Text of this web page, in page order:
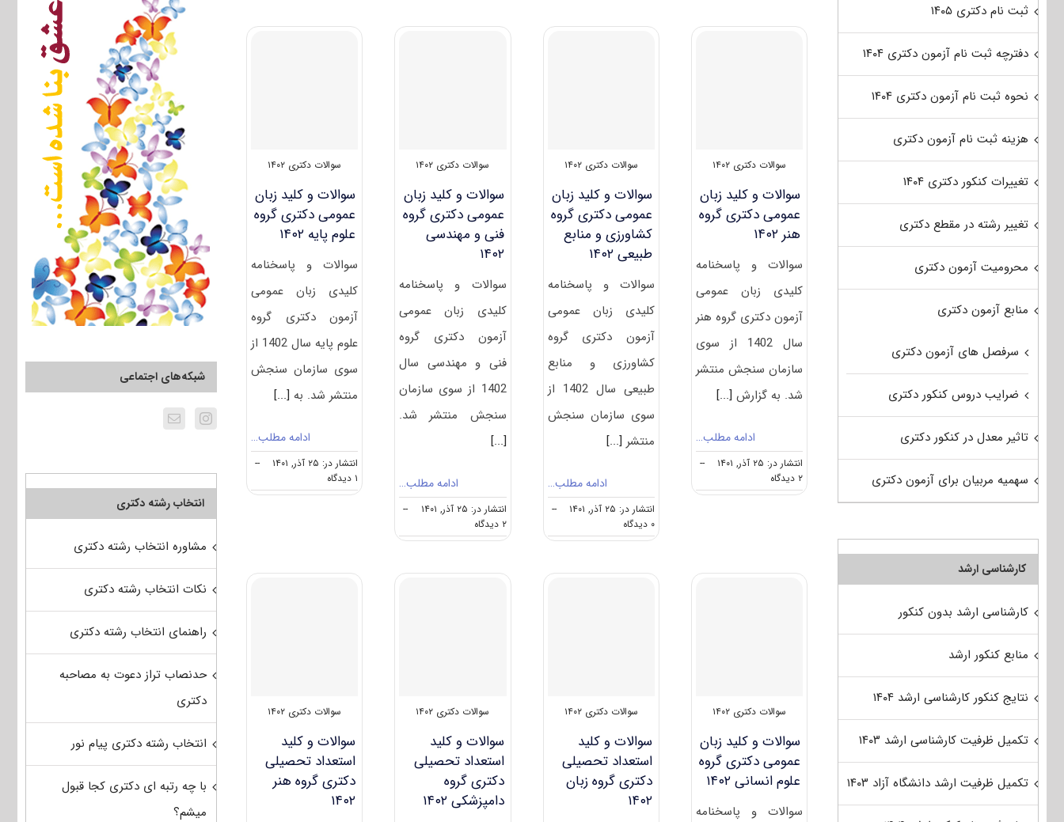
کلید
زبان
سوالات دکتری ۱۴۰۲
سوالات و کلید زبان
عمومی دکتری گروه
هنر ۱۴۰۲
سوالات و پاسخنامه
کلیدی زبان عمومی
آزمون دکتری گروه هنر
سال 1402 از سوی
سازمان سنجش منتشر
شد. به گزارش[...]
ادامه مطلب…
انتشار در: ۲۵ آذر, ۱۴۰۱
--
۲ دیدگاه
on
سوالات
سوالات دکتری ۱۴۰۲
سوالات و کلید زبان
عمومی دکتری گروه
کشاورزی و منابع
طبیعی ۱۴۰۲
سوالات و پاسخنامه
کلیدی زبان عمومی
آزمون دکتری گروه
کشاورزی و منابع
طبیعی سال 1402 از
سوی سازمان سنجش
منتشر [...]
ادامه مطلب…
انتشار در: ۲۵ آذر, ۱۴۰۱
--
۰ دیدگاه
سوالات
سوالات دکتری ۱۴۰۲
سوالات و کلید زبان
عمومی دکتری گروه
فنی و مهندسی
۱۴۰۲
سوالات و پاسخنامه
کلیدی زبان عمومی
آزمون دکتری گروه
فنی و مهندسی سال
1402 از سوی سازمان
سنجش منتشر شد.
[...]
ادامه مطلب…
انتشار در: ۲۵ آذر, ۱۴۰۱
--
۲ دیدگاه
سوالات
سوالات دکتری ۱۴۰۲
سوالات و کلید زبان
عمومی دکتری گروه
علوم پایه ۱۴۰۲
سوالات و پاسخنامه
کلیدی زبان عمومی
آزمون دکتری گروه
علوم پایه سال 1402 از
سوی سازمان سنجش
منتشر شد. به [...]
ادامه مطلب…
انتشار در: ۲۵ آذر, ۱۴۰۱
--
۱ دیدگاه
on
سوالات
سوالات دکتری ۱۴۰۲
سوالات و کلید زبان
عمومی دکتری گروه
علوم انسانی ۱۴۰۲
سوالات و پاسخنامه
سوالات دکتری ۱۴۰۲
سوالات و کلید
استعداد تحصیلی
دکتری گروه زبان
۱۴۰۲
سوالات دکتری ۱۴۰۲
سوالات و کلید
استعداد تحصیلی
دکتری گروه
دامپزشکی ۱۴۰۲
سوالات دکتری ۱۴۰۲
سوالات و کلید
استعداد تحصیلی
دکتری گروه هنر
۱۴۰۲
شبکه‌های اجتماعی
انتخاب رشته دکتری
مشاوره انتخاب رشته دکتری
نکات انتخاب رشته دکتری
راهنمای انتخاب رشته دکتری
حدنصاب تراز دعوت به مصاحبه
دکتری
انتخاب رشته دکتری پیام نور
با چه رتبه ای دکتری کجا قبول
میشم؟
ثبت نام دکتری ۱۴۰۵
دفترچه ثبت نام آزمون دکتری ۱۴۰۴
نحوه ثبت نام آزمون دکتری ۱۴۰۴
هزینه ثبت نام آزمون دکتری
تغییرات کنکور دکتری ۱۴۰۴
تغییر رشته در مقطع دکتری
محرومیت آزمون دکتری
منابع آزمون دکتری
سرفصل های آزمون دکتری
ضرایب دروس کنکور دکتری
تاثیر معدل در کنکور دکتری
سهمیه مربیان برای آزمون دکتری
کارشناسی ارشد
کارشناسی ارشد بدون کنکور
منابع کنکور ارشد
نتایج کنکور کارشناسی ارشد ۱۴۰۴
تکمیل ظرفیت کارشناسی ارشد ۱۴۰۳
تکمیل ظرفیت ارشد دانشگاه آزاد ۱۴۰۳